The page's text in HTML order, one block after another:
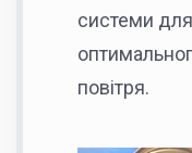
системи
повітря.